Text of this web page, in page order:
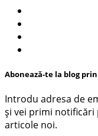
Abonează-te la blog
Introdu adresa de
și vei primi notificări
articole noi.